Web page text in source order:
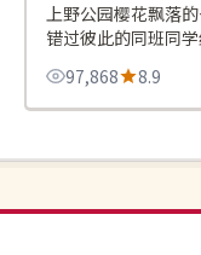
上野公园樱花飘落
错过彼此的同班同
一棵树下相遇。
97,868 8.9